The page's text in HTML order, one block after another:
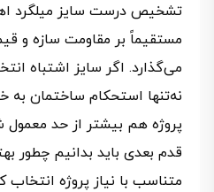
تشخیص درست سایز میلگرد
مستقیماً بر مقاومت سازه و
می‌گذارد. اگر سایز اشتباه
نه‌تنها استحکام ساختمان به
پروژه هم بیشتر از حد معمول
قدم بعدی باید بدانیم چطور
متناسب با نیاز پروژه